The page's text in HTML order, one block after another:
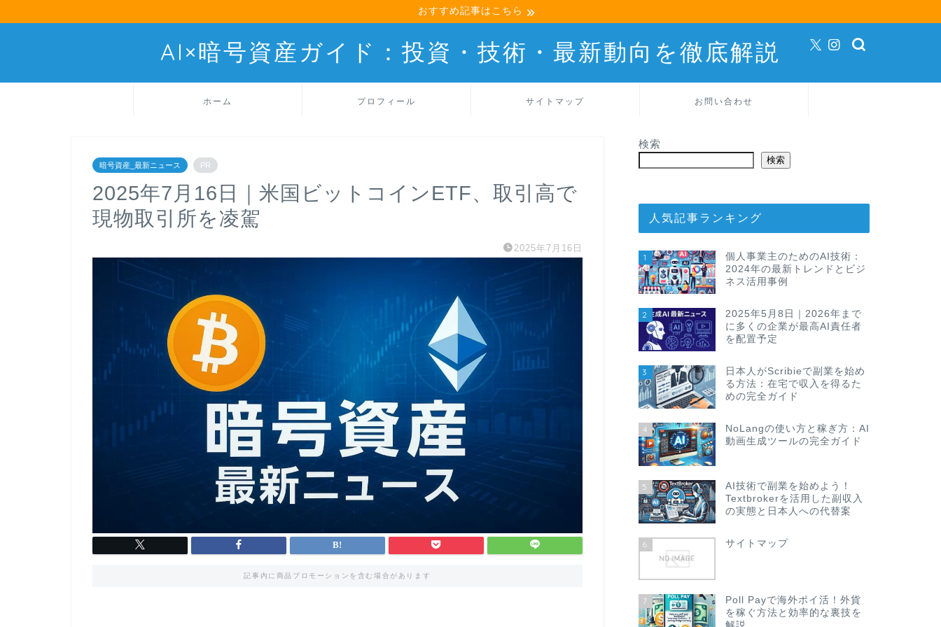
おすすめ記事はこちら
AI×暗号資産ガイド：投資・技術・最新動向を徹底解説
ホーム プロフィール サイトマップ お問い合わせ
暗号資産_最新ニュース PR
2025年7月16日｜米国ビットコインETF、取引高で
現物取引所を凌駕
2025年7月16日
記事内に商品プロモーションを含む場合があります
検索
検索
人気記事ランキング
1
個人事業主のためのAI技術：
2024年の最新トレンドとビジ
ネス活用事例
2
2025年5月8日｜2026年まで
に多くの企業が最高AI責任者
を配置予定
3
日本人がScribieで副業を始め
る方法：在宅で収入を得るた
めの完全ガイド
4
NoLangの使い方と稼ぎ方：AI
動画生成ツールの完全ガイド
5
AI技術で副業を始めよう！
Textbrokerを活用した副収入
の実態と日本人への代替案
6 サイトマップ
7
Poll Payで海外ポイ活！外貨
を稼ぐ方法と効率的な裏技を